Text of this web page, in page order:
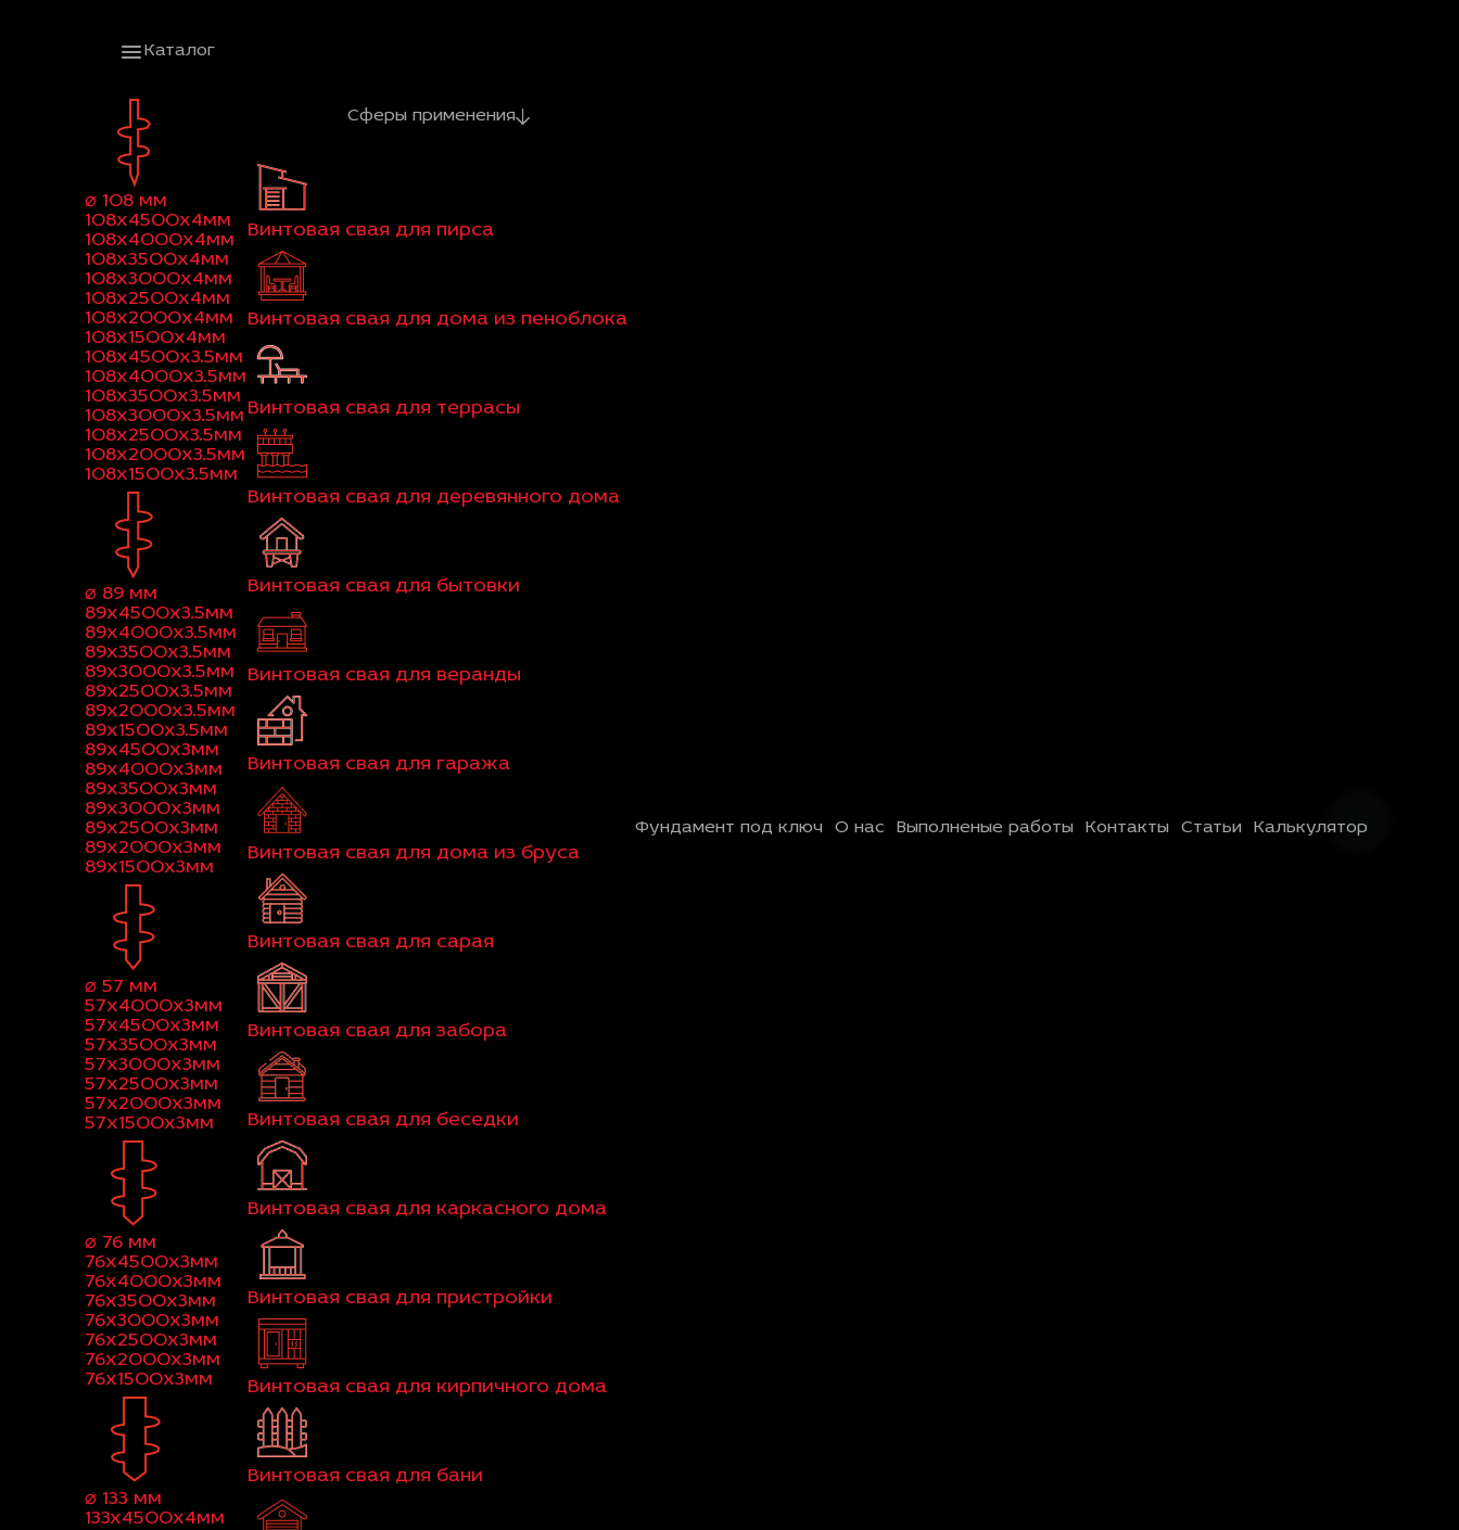
Каталог
⌀ 108 мм
108x4500x4мм
108x4000x4мм
108x3500x4мм
108x3000x4мм
108x2500x4мм
108x2000x4мм
108x1500x4мм
108x4500x3.5мм
108x4000x3.5мм
108x3500x3.5мм
108x3000x3.5мм
108x2500x3.5мм
108x2000x3.5мм
108x1500x3.5мм
⌀ 89 мм
89x4500x3.5мм
89x4000x3.5мм
89x3500x3.5мм
89x3000x3.5мм
89x2500x3.5мм
89x2000x3.5мм
89x1500x3.5мм
89x4500x3мм
89x4000x3мм
89x3500x3мм
89x3000x3мм
89x2500x3мм
89x2000x3мм
89x1500x3мм
⌀ 57 мм
57x4000x3мм
57x4500x3мм
57x3500x3мм
57x3000x3мм
57x2500x3мм
57x2000x3мм
57x1500x3мм
⌀ 76 мм
76x4500x3мм
76x4000x3мм
76x3500x3мм
76x3000x3мм
76x2500x3мм
76x2000x3мм
76x1500x3мм
⌀ 133 мм
133x4500x4мм
Сферы применения
Винтовая свая для пирса
Винтовая свая для дома из пеноблока
Винтовая свая для террасы
Винтовая свая для деревянного дома
Винтовая свая для бытовки
Винтовая свая для веранды
Винтовая свая для гаража
Винтовая свая для дома из бруса
Винтовая свая для сарая
Винтовая свая для забора
Винтовая свая для беседки
Винтовая свая для каркасного дома
Винтовая свая для пристройки
Винтовая свая для кирпичного дома
Винтовая свая для бани
Фундамент под ключ О нас Выполненые работы Контакты Статьи Калькулятор